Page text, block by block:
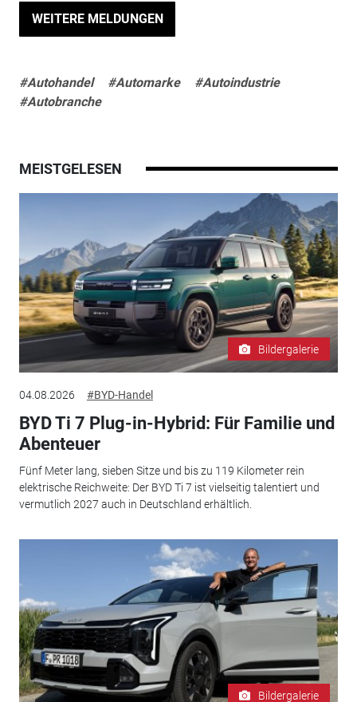
WEITERE MELDUNGEN
#Autohandel #Automarke
#Autoindustrie
#Autobranche
MEISTGELESEN
Bildergalerie
04.08.2026 #BYD-Handel
BYD Ti 7 Plug-in-Hybrid: Für Familie und
Abenteuer
Fünf Meter lang, sieben Sitze und bis zu 119 Kilometer rein
elektrische Reichweite: Der BYD Ti 7 ist vielseitig talentiert und
vermutlich 2027 auch in Deutschland erhältlich.
Bildergalerie